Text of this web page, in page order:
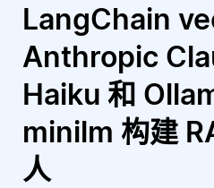
LangChain
Anthropic
Haiku 和
minilm 构建
人